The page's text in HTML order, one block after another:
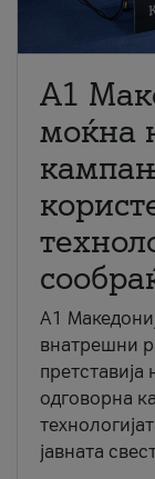
A1
моќна
A1
внатрешни
одговорна
јавната